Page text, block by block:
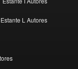
Estante L Autores